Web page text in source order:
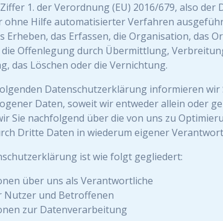
1. der Verordnung (EU) 2016/679, also
ohne Hilfe automatisierter Verfahren
Erheben, das Erfassen, die Organisation, das
Offenlegung durch Übermittlung,
das Löschen oder die Vernichtung.
Datenschutzerklärung informieren
Daten, soweit wir entweder allein oder
Sie nachfolgend über die von uns zu
Dritte Daten in wiederum eigener
ist wie folgt gegliedert:
über uns als Verantwortliche
Nutzer und Betroffenen
zur Datenverarbeitung